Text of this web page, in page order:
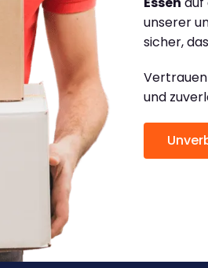
unserer
sicher,
Vertrauen
und